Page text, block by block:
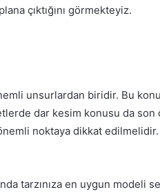
çıktığını görmekteyiz.
unsurlardan biridir. Bu
dar kesim konusu da son
noktaya dikkat
tarzınıza en uygun modeli